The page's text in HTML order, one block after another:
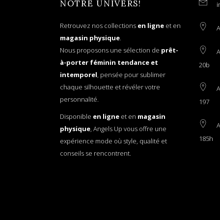
NOTRE UNIVERS!
Retrouvez nos collections en ligne et en
magasin physique.
Nous proposons une sélection de prêt-
à-porter féminin tendance et
intemporel, pensée pour sublimer
chaque silhouette et révéler votre
personnalité.
Disponible en ligne et en magasin
physique, Angels Up vous offre une
expérience mode où style, qualité et
conseils se rencontrent.
20b
197
185h